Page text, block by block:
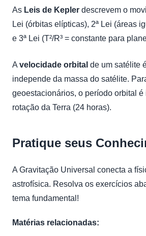
As Leis de Kepler descrevem o
Lei (órbitas elípticas), 2ª Lei (áreas
e 3ª Lei (T²/R³ = constante para
A velocidade orbital de um satélite
independe da massa do satélite.
geoestacionários, o período orbital
rotação da Terra (24 horas).
Pratique seus
A Gravitação Universal conecta a
astrofísica. Resolva os exercícios
tema fundamental!
Matérias relacionadas: